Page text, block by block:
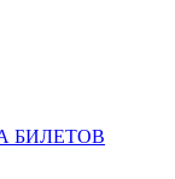
БИЛЕТОВ